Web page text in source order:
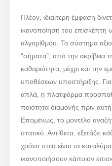
Πλέον, ιδιαίτερη έμφαση
ικανοποίηση του επισκέπτη
αλγορίθμου. Το σύστημα
“σήματα”, από την ακρίβεια
καθαριότητα, μέχρι και την
υποθέσεων υποστήριξης.
απλά, η πλατφόρμα
ποιότητα διαμονής πριν
Επομένως, το μοντέλο
στατικό. Αντίθετα, εξετάζει
χρόνο ποια είναι τα
ικανοποιήσουν κάποιον